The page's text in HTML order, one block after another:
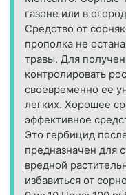
газоне или в
Средство от
прополка не
травы. Для
контролировать
своевременно ее
легких. Хорошее
эффективное
Это гербицид
предназначен для
вредной
избавиться от